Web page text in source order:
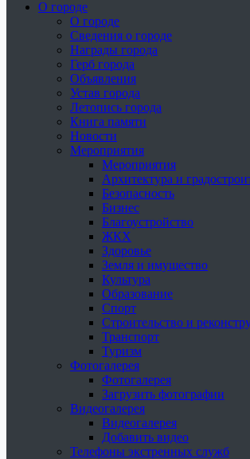
О городе
О городе
Сведения о городе
Награды города
Герб города
Объявления
Устав города
Летопись города
Книга памяти
Новости
Мероприятия
Мероприятия
Архитектура и
Безопасность
Бизнес
Благоустройство
ЖКХ
Здоровье
Земля и имущество
Культура
Образование
Спорт
Строительство и
Транспорт
Туризм
Фотогалерея
Фотогалерея
Загрузить фотографии
Видеогалерея
Видеогалерея
Добавить видео
Телефоны экстренных служб